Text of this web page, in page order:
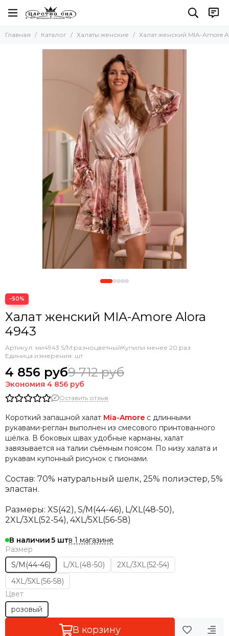
Халаты женские
Хлопковые легкие, летние
С капюшоном
Большие размеры
Главная Каталог Халаты женские Халат женский MIA-Amore
−50%
Халат женский MIA-Amore Alora
4943
Артикул: ми4943 S/M разноцветныйКупили менее 20 раз
Единица измерения: шт
4 856 руб9 712 руб
Экономия 4 856 руб
Оставить отзыв
Короткий запашной халат Mia-Amore с длинными
рукавами-реглан выполнен из смесового принтованного
шёлка. В боковых швах удобные карманы, халат
завязывается на талии съёмным поясом. По низу халата и
рукавам купонный рисунок с пионами.
Состав: 70% натуральный шелк, 25% полиэстер, 5%
эластан.
Размеры: XS(42), S/М(44-46), L/XL(48-50),
2XL/3XL(52-54), 4XL/5XL(56-58)
В наличии5
в 1 магазине
Размер
S/M(44-46)
L/XL(48-50)
2XL/3XL(52-54)
4XL/5XL(56-58)
Цвет
розовый
В корзину